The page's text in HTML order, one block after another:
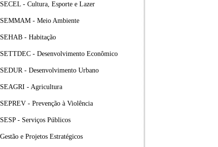
SECEL - Cultura, Esporte e Lazer
SEMMAM - Meio Ambiente
SEHAB - Habitação
SETTDEC - Desenvolvimento Econômico
SEDUR - Desenvolvimento Urbano
SEAGRI - Agricultura
SEPREV - Prevenção à Violência
SESP - Serviços Públicos
Gestão e Projetos Estratégicos